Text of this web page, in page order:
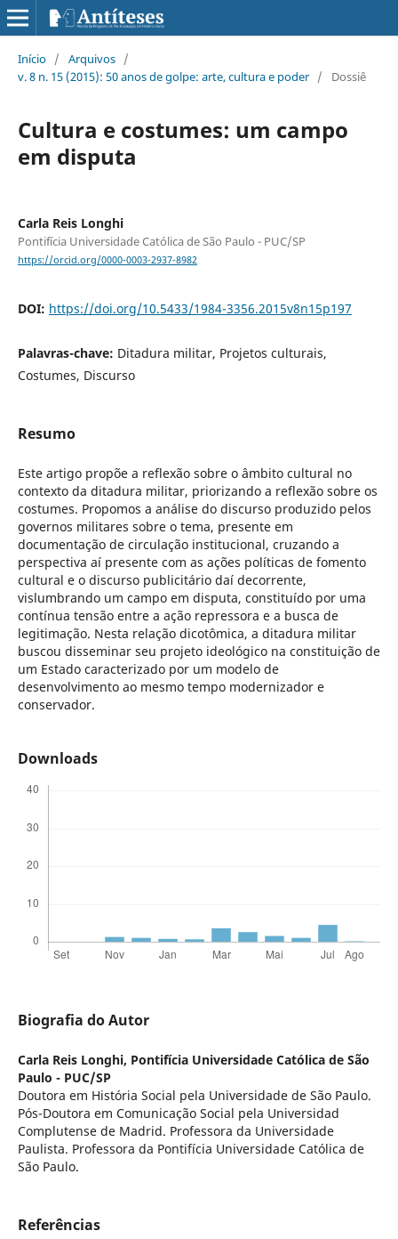
Início / Arquivos /
v. 8 n. 15 (2015): 50 anos de golpe: arte, cultura e poder / Dossiê
Cultura e costumes: um campo
em disputa
Carla Reis Longhi
Pontifícia Universidade Católica de São Paulo - PUC/SP
https://orcid.org/0000-0003-2937-8982
DOI: https://doi.org/10.5433/1984-3356.2015v8n15p197
Palavras-chave: Ditadura militar, Projetos culturais,
Costumes, Discurso
Resumo
Este artigo propõe a reflexão sobre o âmbito cultural no
contexto da ditadura militar, priorizando a reflexão sobre os
costumes. Propomos a análise do discurso produzido pelos
governos militares sobre o tema, presente em
documentação de circulação institucional, cruzando a
perspectiva aí presente com as ações políticas de fomento
cultural e o discurso publicitário daí decorrente,
vislumbrando um campo em disputa, constituído por uma
contínua tensão entre a ação repressora e a busca de
legitimação. Nesta relação dicotômica, a ditadura militar
buscou disseminar seu projeto ideológico na constituição de
um Estado caracterizado por um modelo de
desenvolvimento ao mesmo tempo modernizador e
conservador.
Downloads
Biografia do Autor
Carla Reis Longhi, Pontifícia Universidade Católica de São
Paulo - PUC/SP
Doutora em História Social pela Universidade de São Paulo.
Pós-Doutora em Comunicação Social pela Universidad
Complutense de Madrid. Professora da Universidade
Paulista. Professora da Pontifícia Universidade Católica de
São Paulo.
Referências